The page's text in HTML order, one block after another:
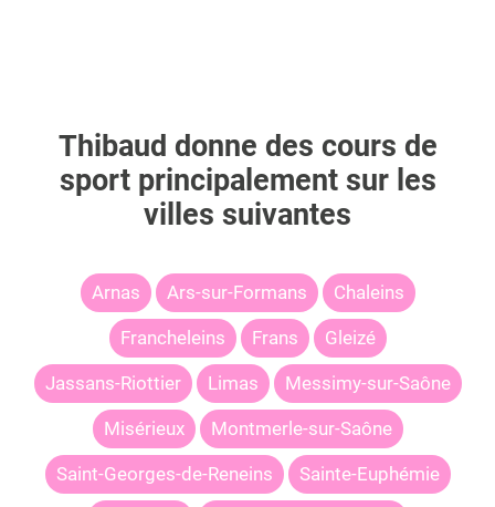
Thibaud donne des cours de
sport principalement sur les
villes suivantes
Arnas Ars-sur-Formans Chaleins
Francheleins Frans Gleizé
Jassans-Riottier Limas Messimy-sur-Saône
Misérieux Montmerle-sur-Saône
Saint-Georges-de-Reneins Sainte-Euphémie